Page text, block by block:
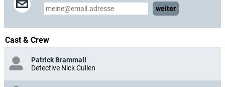
weiter
Cast & Crew
Patrick Brammall
Detective Nick Cullen